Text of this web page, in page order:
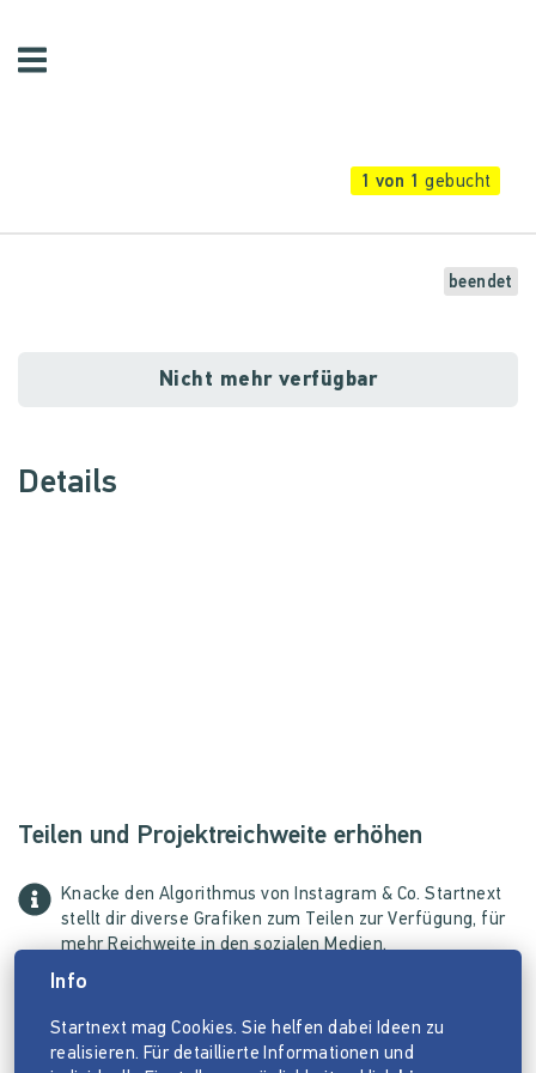
1 von 1gebucht
beendet
Nicht mehr verfügbar
Details
Teilen und Projektreichweite erhöhen
Knacke den Algorithmus von Instagram & Co. Startnext
stellt dir diverse Grafiken zum Teilen zur Verfügung, für
mehr Reichweite in den sozialen Medien.
Info
Startnext mag Cookies. Sie helfen dabei Ideen zu
realisieren. Für detaillierte Informationen und